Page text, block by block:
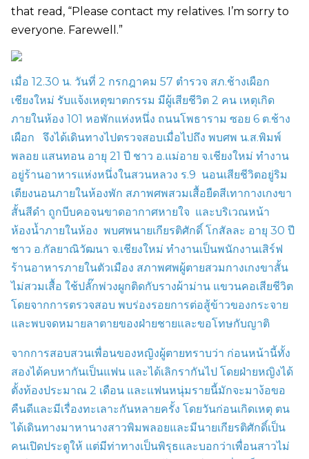
that read, “Please contact my relatives. I’m sorry to
everyone. Farewell.”
เมื่อ 12.30 น. วันที่ 2 กรกฎาคม 57 ตำรวจ สภ.ช้างเผือก
เชียงใหม่ รับแจ้งเหตุฆาตกรรม มีผู้เสียชีวิต 2 คน เหตุเกิด
ภายในห้อง 101 หอพักแห่งหนึ่ง ถนนโพธาราม ซอย 6 ต.ช้าง
เผือก
จึงได้เดินทางไปตรวจสอบเมื่อไปถึง พบศพ น.ส.พิมพ์
พลอย แสนทอน อายุ 21 ปี ชาว อ.แม่อาย จ.เชียงใหม่ ทำงาน
อยู่ร้านอาหารแห่งหนึ่งในสวนหลวง ร.9 นอนเสียชีวิตอยู่ริม
เตียงนอนภายในห้องพัก สภาพศพสวมเสื้อยืดสีเทากางเกงขา
สั้นสีดำ ถูกบีบคอจนขาดอากาศหายใจ และบริเวณหน้า
ห้องน้ำภายในห้อง พบศพนายเกียรติศักดิ์ โกสัลละ อายุ 30 ปี
ชาว อ.กัลยาณิวัฒนา จ.เชียงใหม่ ทำงานเป็นพนักงานเสิร์ฟ
ร้านอาหารภายในตัวเมือง สภาพศพผู้ตายสวมกางเกงขาสั้น
ไม่สวมเสื้อ ใช้ปลั๊กพ่วงผูกติดกับรางผ้าม่าน แขวนคอเสียชีวิต
โดยจากการตรวจสอบ พบร่องรอยการต่อสู้ข้าวของกระจาย
และพบจดหมายลาตายของฝ่ายชายและขอโทษกับญาติ
จากการสอบสวนเพื่อนของหญิงผู้ตายทราบว่า ก่อนหน้านี้ทั้ง
สองได้คบหากันเป็นแฟน และได้เลิกรากันไป โดยฝ่ายหญิงได้
ตั้งท้องประมาณ 2 เดือน และแฟนหนุ่มรายนี้มักจะมาง้อขอ
คืนดีและมีเรื่องทะเลาะกันหลายครั้ง โดยวันก่อนเกิดเหตุ ตน
ได้เดินทางมาหานางสาวพิมพลอยและมีนายเกียรติศักดิ์เป็น
คนเปิดประตูให้ แต่มีท่าทางเป็นพิรุธและบอกว่าเพื่อนสาวไม่